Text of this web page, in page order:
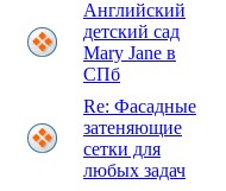
Английский
детский сад
Mary Jane в
СПб
Re: Фасадные
затеняющие
сетки для
любых задач